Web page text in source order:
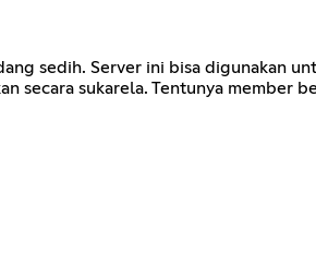
sedih. Server ini bisa digunakan
secara sukarela. Tentunya member